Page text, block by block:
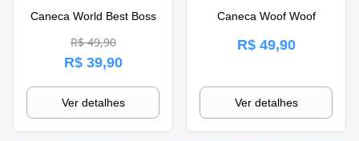
Caneca World Best Boss
R$ 49,90
R$ 39,90
Ver detalhes
Caneca Woof Woof
R$ 49,90
Ver detalhes